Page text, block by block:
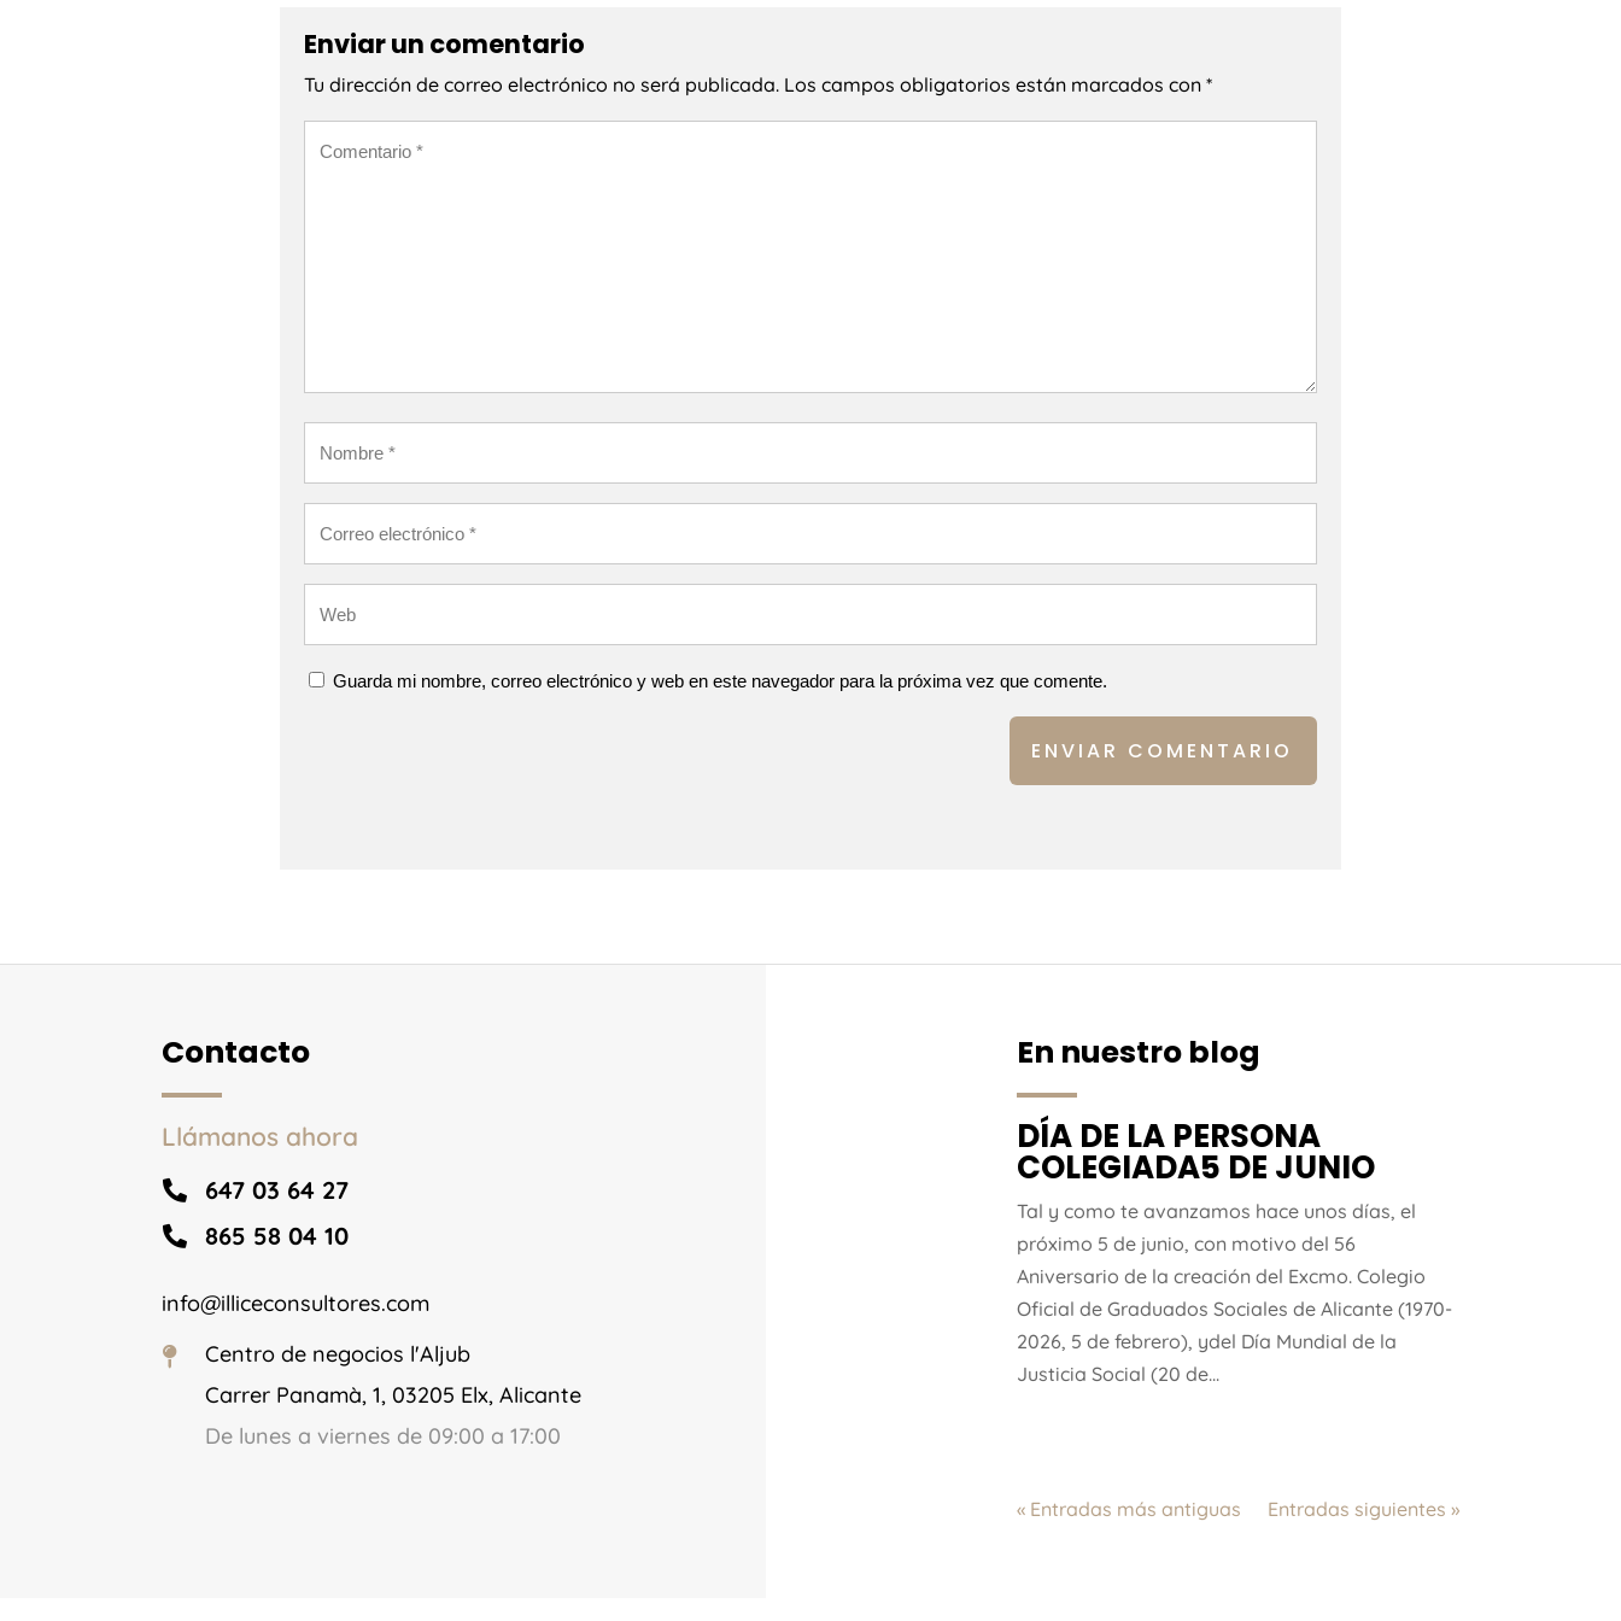
Enviar un comentario
Tu dirección de correo electrónico no será publicada. Los campos obligatorios están marcados con *
Guarda mi nombre, correo electrónico y web en este navegador para la próxima vez que comente.
ENVIAR COMENTARIO
Contacto
Llámanos ahora
 647 03 64 27
 865 58 04 10
info@illiceconsultores.com

Centro de negocios l'Aljub
Carrer Panamà, 1, 03205 Elx, Alicante
De lunes a viernes de 09:00 a 17:00
En nuestro blog
DÍA DE LA PERSONA
COLEGIADA5 DE JUNIO
Tal y como te avanzamos hace unos días, el
próximo 5 de junio, con motivo del 56
Aniversario de la creación del Excmo. Colegio
Oficial de Graduados Sociales de Alicante (1970-
2026, 5 de febrero), ydel Día Mundial de la
Justicia Social (20 de...
« Entradas más antiguas Entradas siguientes »